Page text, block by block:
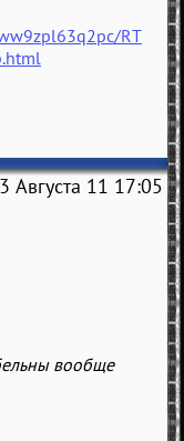
RT
Августа 11 17:05
вообще